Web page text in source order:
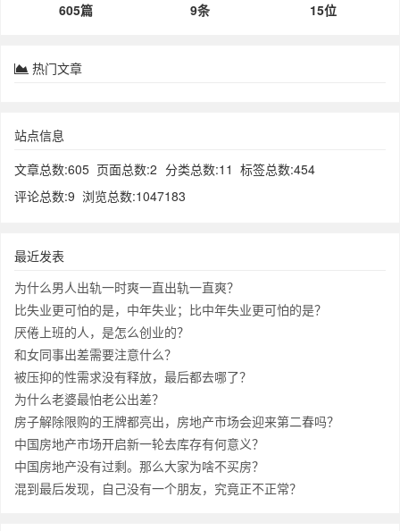
605篇
9条
15位
热门文章
站点信息
文章总数:605 页面总数:2 分类总数:11 标签总数:454
评论总数:9 浏览总数:1047183
最近发表
为什么男人出轨一时爽一直出轨一直爽？
比失业更可怕的是，中年失业；比中年失业更可怕的是？
厌倦上班的人，是怎么创业的？
和女同事出差需要注意什么？
被压抑的性需求没有释放，最后都去哪了？
为什么老婆最怕老公出差？
房子解除限购的王牌都亮出，房地产市场会迎来第二春吗？
中国房地产市场开启新一轮去库存有何意义？
中国房地产没有过剩。那么大家为啥不买房？
混到最后发现，自己没有一个朋友，究竟正不正常？